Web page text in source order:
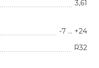
3,61
-7 … +24
R32